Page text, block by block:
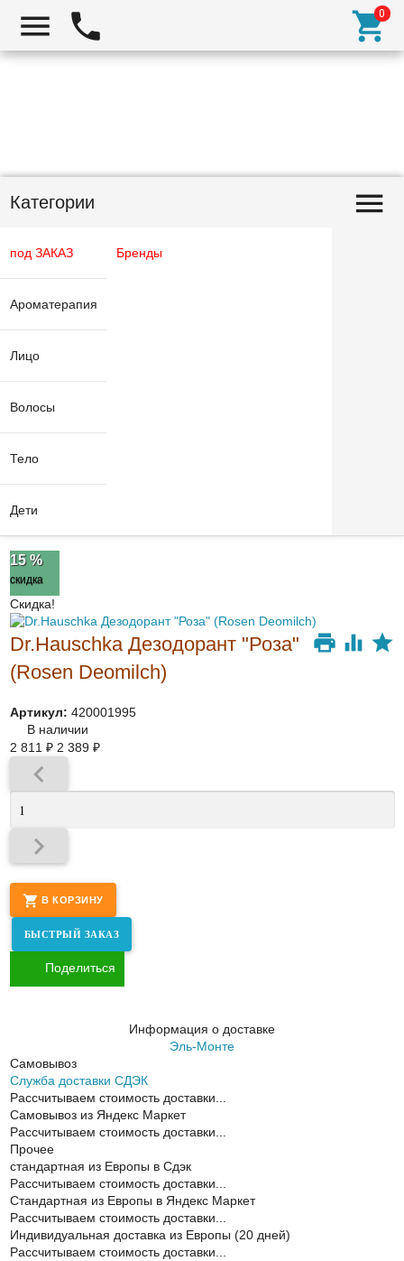
Категории
под ЗАКАЗ
Ароматерапия
Лицо
Волосы
Тело
Дети
Бренды
15 %
скидка
Скидка!
Dr.Hauschka Дезодорант "Роза"
(Rosen Deomilch)
Артикул: 420001995
В наличии
2 811 ₽ 2 389 ₽
В КОРЗИНУ
Поделиться
Информация о доставке
Эль-Монте
Самовывоз
Служба доставки СДЭК
Рассчитываем стоимость доставки...
Самовывоз из Яндекс Маркет
Рассчитываем стоимость доставки...
Прочее
cтандартная из Европы в Сдэк
Рассчитываем стоимость доставки...
Стандартная из Европы в Яндекс Маркет
Рассчитываем стоимость доставки...
Индивидуальная доставка из Европы (20 дней)
Рассчитываем стоимость доставки...